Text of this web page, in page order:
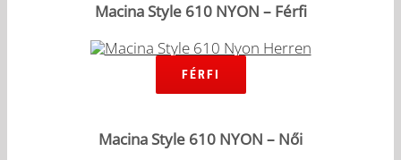
Macina Style 610 NYON – Férfi
FÉRFI
Macina Style 610 NYON – Női